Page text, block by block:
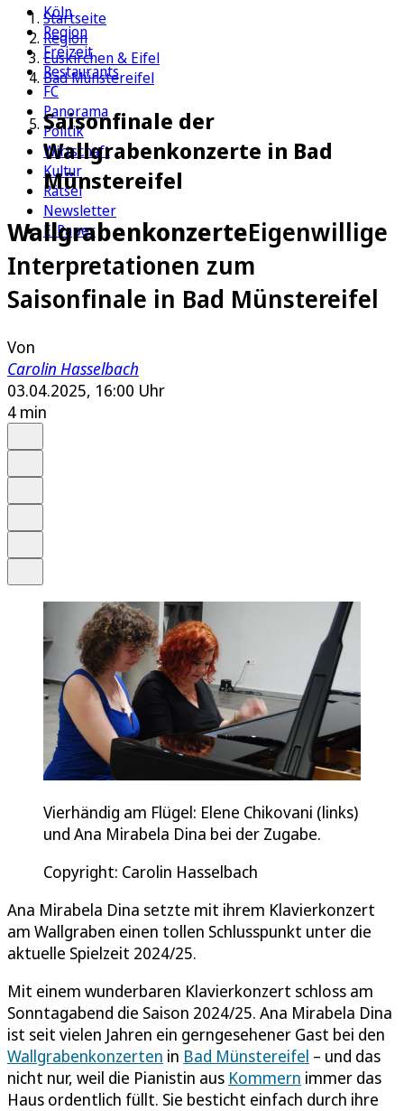
Köln
Region
Freizeit
Restaurants
FC
Panorama
Politik
Wirtschaft
Kultur
Rätsel
Newsletter
E-Paper
Startseite
Region
Euskirchen & Eifel
Bad Münstereifel
Saisonfinale der
Wallgrabenkonzerte in Bad
Münstereifel
WallgrabenkonzerteEigenwillige
Interpretationen zum
Saisonfinale in Bad Münstereifel
Von
Carolin Hasselbach
03.04.2025, 16:00 Uhr
4 min
Vierhändig am Flügel: Elene Chikovani (links)
und Ana Mirabela Dina bei der Zugabe.
Copyright: Carolin Hasselbach
Ana Mirabela Dina setzte mit ihrem Klavierkonzert
am Wallgraben einen tollen Schlusspunkt unter die
aktuelle Spielzeit 2024/25.
Mit einem wunderbaren Klavierkonzert schloss am
Sonntagabend die Saison 2024/25. Ana Mirabela Dina
ist seit vielen Jahren ein gerngesehener Gast bei den
Wallgrabenkonzerten in Bad Münstereifel – und das
nicht nur, weil die Pianistin aus Kommern immer das
Haus ordentlich füllt. Sie besticht einfach durch ihre